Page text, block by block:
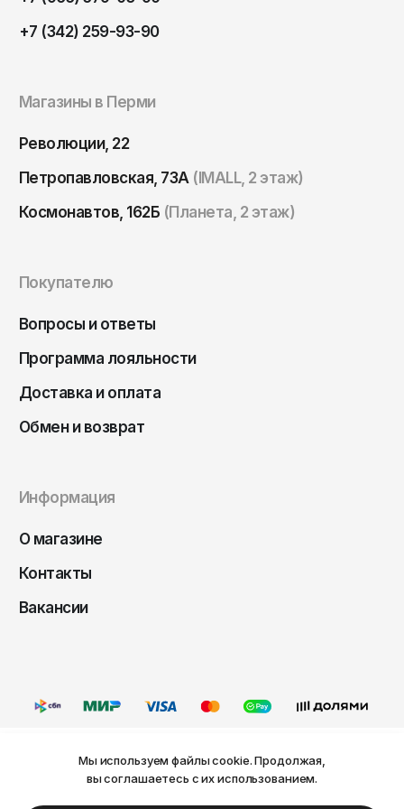
+7 (342) 259-93-90
Магазины в Перми
Революции, 22
Петропавловская, 73А (IMALL, 2 этаж)
Космонавтов, 162Б (Планета, 2 этаж)
Покупателю
Вопросы и ответы
Программа лояльности
Доставка и оплата
Обмен и возврат
Информация
О магазине
Контакты
Вакансии
Оферта
Политика конфиденциальности
Омск
Пенза
Пермь
Петрозаводск
Петропавловск-Камчатский
Рязань
Самара
Санкт-Петербург
Саранск
Саратов
Симферополь
Смоленск
Сочи
Ставрополь
Сыктывкар
Ваш город Пермь?
Мы используем файлы cookie. Продолжая,
вы соглашаетесь с их использованием.